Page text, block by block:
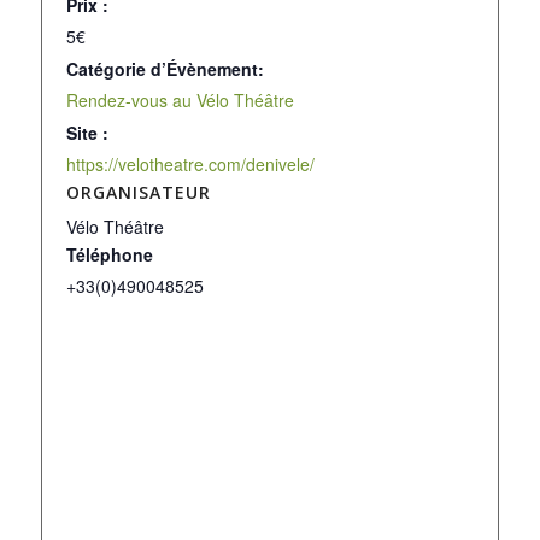
5€
Catégorie d’Évènement:
Rendez-vous au Vélo Théâtre
Site :
https://velotheatre.com/denivele/
ORGANISATEUR
Vélo Théâtre
Téléphone
+33(0)490048525